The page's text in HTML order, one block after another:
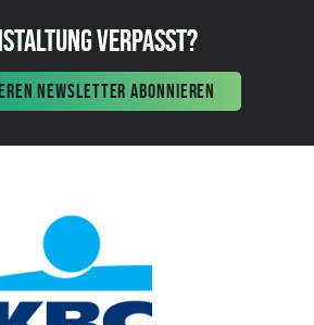
VERPASST?
NEWSLETTER ABONNIEREN